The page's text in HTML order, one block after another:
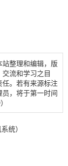
整理和编辑，版
流和学习之目
。若有来源标注
，将于第一时间
统）